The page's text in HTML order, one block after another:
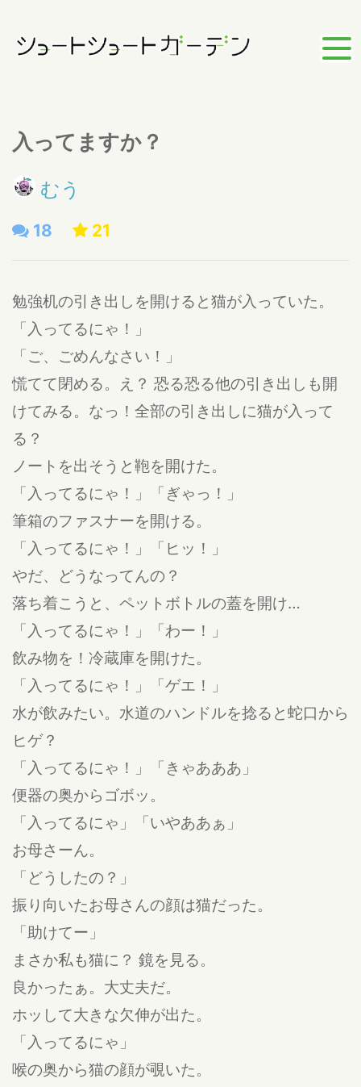
入ってますか？
むう
18 21
勉強机の引き出しを開けると猫が入っていた。
「入ってるにゃ！」
「ご、ごめんなさい！」
慌てて閉める。え？ 恐る恐る他の引き出しも開
けてみる。なっ！全部の引き出しに猫が入って
る？
ノートを出そうと鞄を開けた。
「入ってるにゃ！」「ぎゃっ！」
筆箱のファスナーを開ける。
「入ってるにゃ！」「ヒッ！」
やだ、どうなってんの？
落ち着こうと、ペットボトルの蓋を開け…
「入ってるにゃ！」「わー！」
飲み物を！冷蔵庫を開けた。
「入ってるにゃ！」「ゲエ！」
水が飲みたい。水道のハンドルを捻ると蛇口から
ヒゲ？
「入ってるにゃ！」「きゃあああ」
便器の奥からゴボッ。
「入ってるにゃ」「いやああぁ」
お母さーん。
「どうしたの？」
振り向いたお母さんの顔は猫だった。
「助けてー」
まさか私も猫に？ 鏡を見る。
良かったぁ。大丈夫だ。
ホッして大きな欠伸が出た。
「入ってるにゃ」
喉の奥から猫の顔が覗いた。